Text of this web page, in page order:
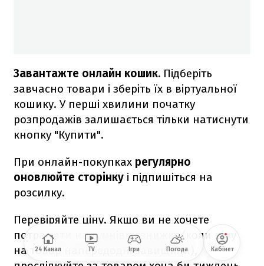
Завантажте онлайн кошик. Підберіть
завчасно товари і зберіть їх в віртуальної
кошику. У перші хвилини початку
розпродажів залишається тільки натиснути
кнопку "Купити".
При онлайн-покупках регулярно
оновлюйте сторінку і підпишіться на
розсилку.
Перевіряйте ціну. Якщо ви не хочете
потрапити на сумнівну знижку (коли ціну
на товар напередодні завищили),
24 Канал TV Ігри Погода Кабінет